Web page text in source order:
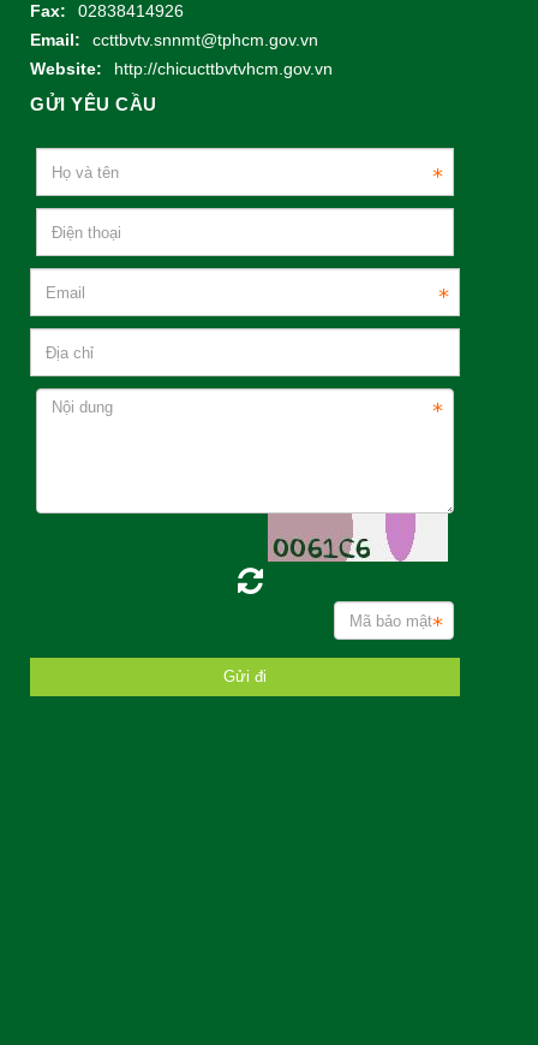
Fax:
02838414926
Email:
ccttbvtv.snnmt@tphcm.gov.vn
Website:
http://chicucttbvtvhcm.gov.vn
GỬI YÊU CẦU